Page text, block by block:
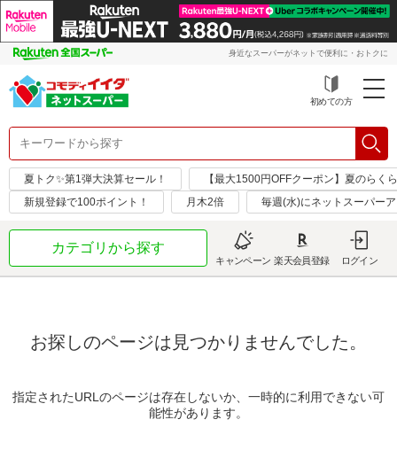
身近なスーパーがネットで便利に・おトクに
初めての方
夏トク✨第1弾大決算セール！
【最大1500円OFFクーポン】夏のらく
新規登録で100ポイント！
月木2倍 毎週(水)にネットスーパー
カテゴリから探す
キャンペーン 楽天会員登録 ログイン
お探しのページは見つかりませんでした。
指定されたURLのページは存在しないか、一時的に利用できない可
能性があります。